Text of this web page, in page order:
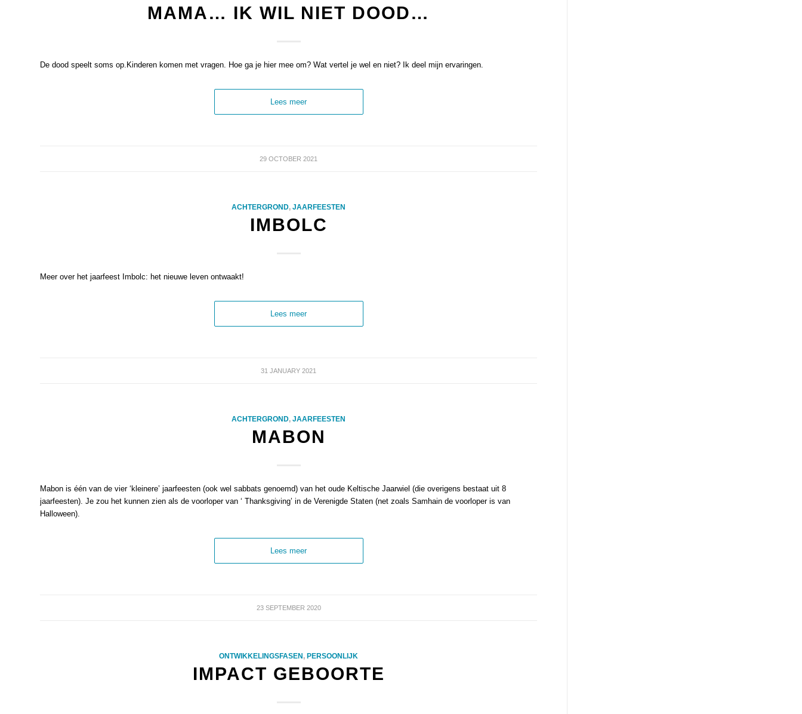
MAMA… IK WIL NIET DOOD…
De dood speelt soms op.Kinderen komen met vragen. Hoe ga je hier mee om? Wat vertel je wel en niet? Ik deel mijn ervaringen.
Lees meer
29 OCTOBER 2021
ACHTERGROND,JAARFEESTEN
IMBOLC
Meer over het jaarfeest Imbolc: het nieuwe leven ontwaakt!
Lees meer
31 JANUARY 2021
ACHTERGROND,JAARFEESTEN
MABON
Mabon is één van de vier ‘kleinere’ jaarfeesten (ook wel sabbats genoemd) van het oude Keltische Jaarwiel (die overigens bestaat uit 8
jaarfeesten). Je zou het kunnen zien als de voorloper van ‘ Thanksgiving’ in de Verenigde Staten (net zoals Samhain de voorloper is van
Halloween).
Lees meer
23 SEPTEMBER 2020
ONTWIKKELINGSFASEN , PERSOONLIJK
IMPACT GEBOORTE